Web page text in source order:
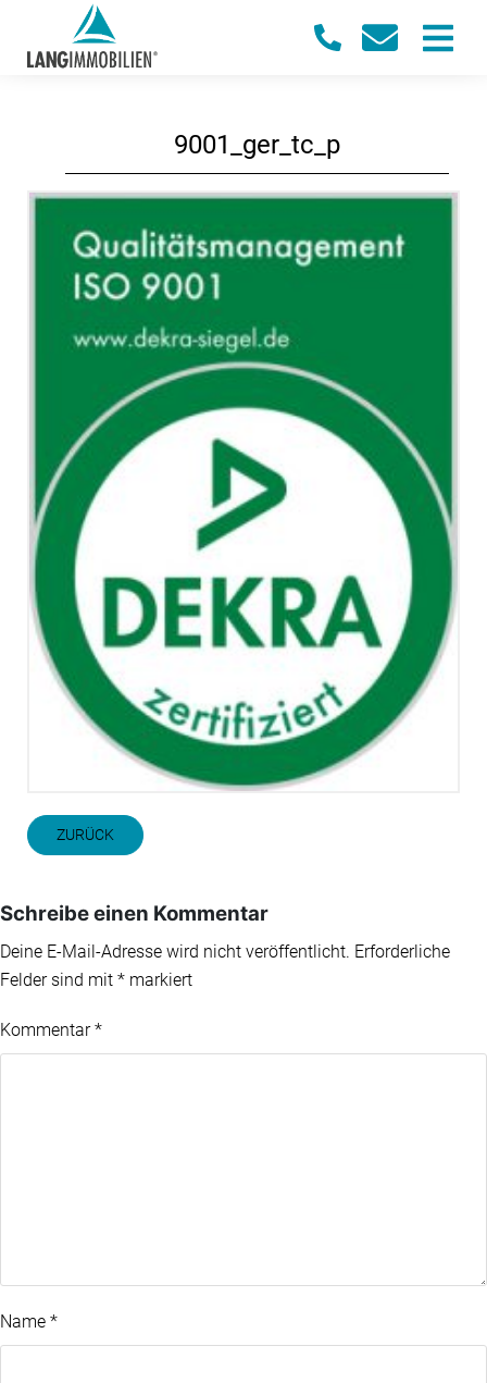
9001_ger_tc_p
ZURÜCK
Schreibe einen Kommentar
Deine E-Mail-Adresse wird nicht veröffentlicht. Erforderliche
Felder sind mit * markiert
Kommentar*
Name *